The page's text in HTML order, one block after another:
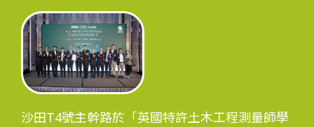
工程進度
沙田T4號主幹路於「英國特許土木工程測量師學